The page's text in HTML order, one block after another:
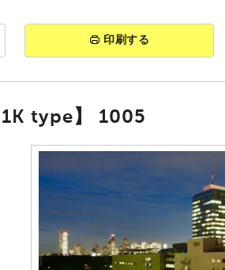
印刷する
1K type】 1005